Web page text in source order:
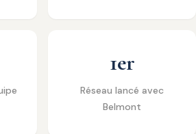
1er
Réseau lancé avec
Belmont